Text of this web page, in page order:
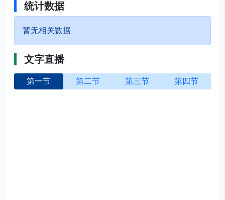
统计数据
暂无相关数据
文字直播
第一节 第二节 第三节 第四节